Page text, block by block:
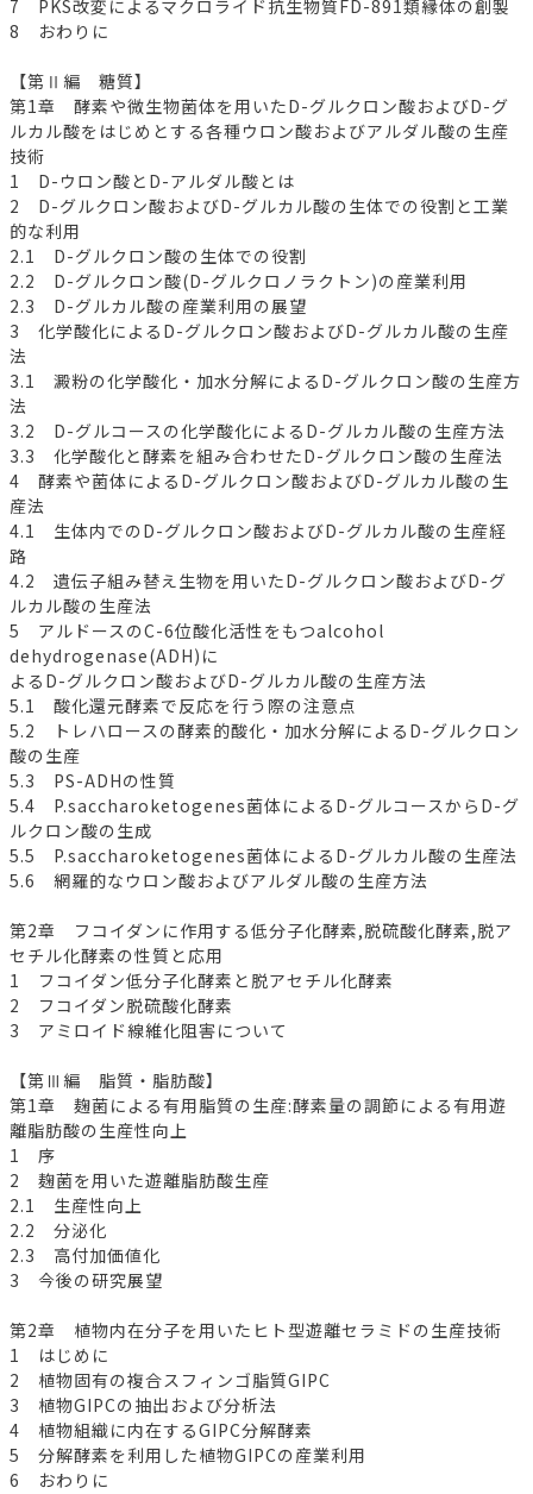
7 PKS改変によるマクロライド抗生物質FD-891類縁体の創製
8 おわりに
【第Ⅱ編 糖質】
第1章 酵素や微生物菌体を用いたD-グルクロン酸およびD-グ
ルカル酸をはじめとする各種ウロン酸およびアルダル酸の生産
技術
1 D-ウロン酸とD-アルダル酸とは
2 D-グルクロン酸およびD-グルカル酸の生体での役割と工業
的な利用
2.1 D-グルクロン酸の生体での役割
2.2 D-グルクロン酸(D-グルクロノラクトン)の産業利用
2.3 D-グルカル酸の産業利用の展望
3 化学酸化によるD-グルクロン酸およびD-グルカル酸の生産
法
3.1 澱粉の化学酸化・加水分解によるD-グルクロン酸の生産方
法
3.2 D-グルコースの化学酸化によるD-グルカル酸の生産方法
3.3 化学酸化と酵素を組み合わせたD-グルクロン酸の生産法
4 酵素や菌体によるD-グルクロン酸およびD-グルカル酸の生
産法
4.1 生体内でのD-グルクロン酸およびD-グルカル酸の生産経
路
4.2 遺伝子組み替え生物を用いたD-グルクロン酸およびD-グ
ルカル酸の生産法
5 アルドースのC-6位酸化活性をもつalcohol
dehydrogenase(ADH)に
よるD-グルクロン酸およびD-グルカル酸の生産方法
5.1 酸化還元酵素で反応を行う際の注意点
5.2 トレハロースの酵素的酸化・加水分解によるD-グルクロン
酸の生産
5.3 PS-ADHの性質
5.4 P.saccharoketogenes菌体によるD-グルコースからD-グ
ルクロン酸の生成
5.5 P.saccharoketogenes菌体によるD-グルカル酸の生産法
5.6 網羅的なウロン酸およびアルダル酸の生産方法
第2章 フコイダンに作用する低分子化酵素,脱硫酸化酵素,脱ア
セチル化酵素の性質と応用
1 フコイダン低分子化酵素と脱アセチル化酵素
2 フコイダン脱硫酸化酵素
3 アミロイド線維化阻害について
【第Ⅲ編 脂質・脂肪酸】
第1章 麹菌による有用脂質の生産:酵素量の調節による有用遊
離脂肪酸の生産性向上
1 序
2 麹菌を用いた遊離脂肪酸生産
2.1 生産性向上
2.2 分泌化
2.3 高付加価値化
3 今後の研究展望
第2章 植物内在分子を用いたヒト型遊離セラミドの生産技術
1 はじめに
2 植物固有の複合スフィンゴ脂質GIPC
3 植物GIPCの抽出および分析法
4 植物組織に内在するGIPC分解酵素
5 分解酵素を利用した植物GIPCの産業利用
6 おわりに